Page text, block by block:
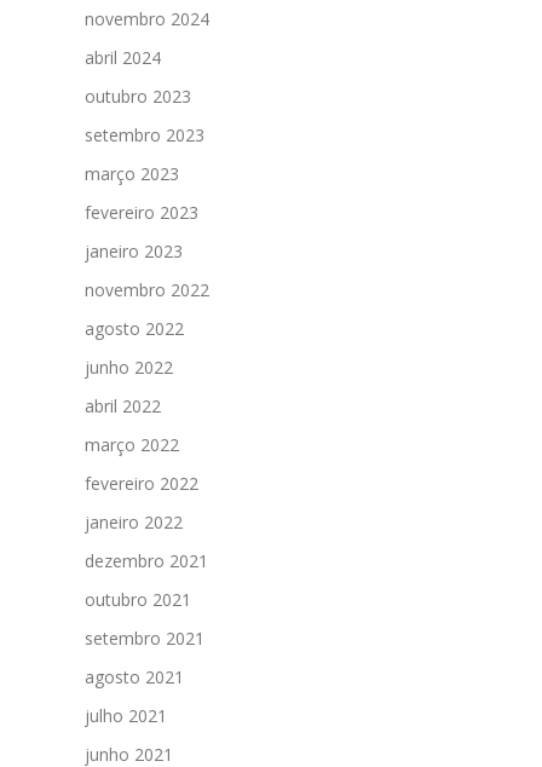
novembro 2024
abril 2024
outubro 2023
setembro 2023
março 2023
fevereiro 2023
janeiro 2023
novembro 2022
agosto 2022
junho 2022
abril 2022
março 2022
fevereiro 2022
janeiro 2022
dezembro 2021
outubro 2021
setembro 2021
agosto 2021
julho 2021
junho 2021